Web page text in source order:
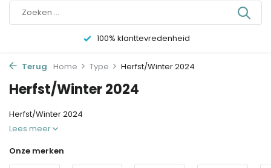
1-3 dagen levertijd
Terug Home Type Herfst/Winter 2024
Herfst/Winter 2024
Herfst/Winter 2024
Lees meer
Onze merken